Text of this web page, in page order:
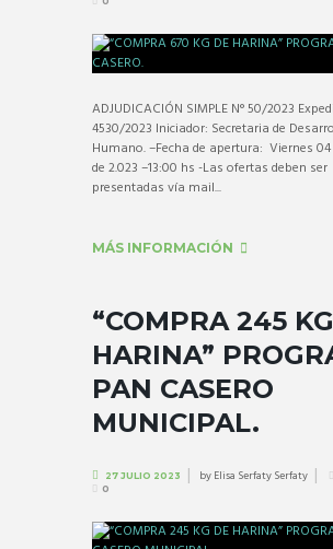
ADJUDICACIÓN SIMPLE N° 50/2023
4530/2023 Iniciador: Secretaria de
Humano. –Fecha de apertura: Viernes
de 2.023 –13:00 hs -Las ofertas deben ser
presentadas vía mail...
MÁS INFORMACIÓN
“COMPRA 245
HARINA”
PAN CASERO
MUNICIPAL.
27 JULIO 2023 byElisa Serfaty Serfaty
0